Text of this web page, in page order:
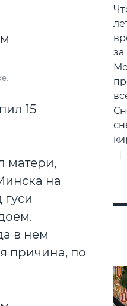
15
матери,
на
в нем
причина, по